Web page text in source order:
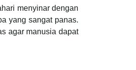
menyinar dengan
yang sangat panas.
agar manusia dapat